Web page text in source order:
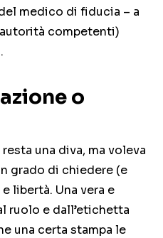
medico di fiducia – a
competenti)
o
una diva, ma voleva
grado di chiedere (e
libertà. Una vera e
ruolo e dall’etichetta
una certa stampa le